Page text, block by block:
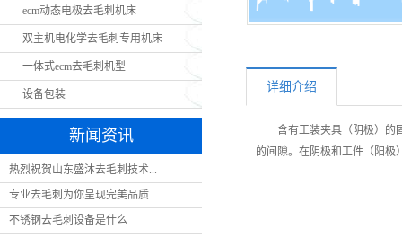
ecm动态电极去毛刺机床
双主机电化学去毛刺专用机床
一体式ecm去毛刺机型
设备包装
新闻资讯
热烈祝贺山东盛沐去毛刺技术...
专业去毛刺为你呈现完美品质
不锈钢去毛刺设备是什么
详细介绍
含有工装夹具（阴极）的
的间隙。在阴极和工件（阳极